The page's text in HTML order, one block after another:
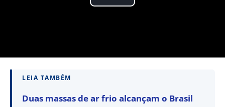
LEIA TAMBÉM
Duas massas de ar frio alcançam o Brasil